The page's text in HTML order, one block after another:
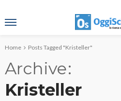
Home Posts Tagged "Kristeller"
Archive
Kristeller